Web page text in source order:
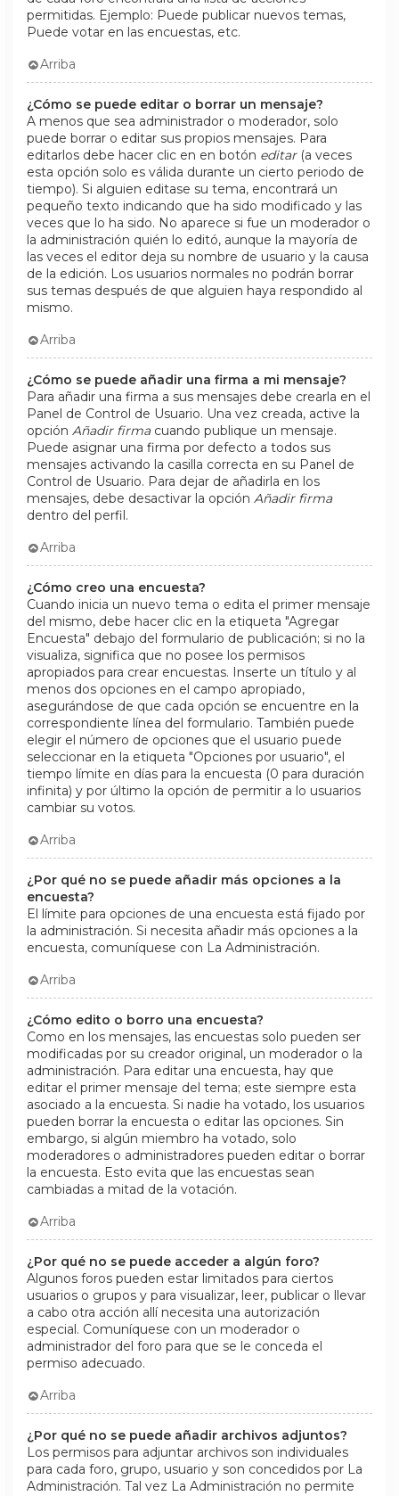
permitidas. Ejemplo: Puede publicar nuevos temas,
Puede votar en las encuestas, etc.
Arriba
¿Cómo se puede editar o borrar un mensaje?
A menos que sea administrador o moderador, solo
puede borrar o editar sus propios mensajes. Para
editarlos debe hacer clic en en botón editar(a veces
esta opción solo es válida durante un cierto periodo de
tiempo). Si alguien editase su tema, encontrará un
pequeño texto indicando que ha sido modificado y las
veces que lo ha sido. No aparece si fue un moderador o
la administración quién lo editó, aunque la mayoría de
las veces el editor deja su nombre de usuario y la causa
de la edición. Los usuarios normales no podrán borrar
sus temas después de que alguien haya respondido al
mismo.
Arriba
¿Cómo se puede añadir una firma a mi mensaje?
Para añadir una firma a sus mensajes debe crearla en el
Panel de Control de Usuario. Una vez creada, active la
opción Añadir firmacuando publique un mensaje.
Puede asignar una firma por defecto a todos sus
mensajes activando la casilla correcta en su Panel de
Control de Usuario. Para dejar de añadirla en los
mensajes, debe desactivar la opción Añadir firma
dentro del perfil.
Arriba
¿Cómo creo una encuesta?
Cuando inicia un nuevo tema o edita el primer mensaje
del mismo, debe hacer clic en la etiqueta "Agregar
Encuesta" debajo del formulario de publicación; si no la
visualiza, significa que no posee los permisos
apropiados para crear encuestas. Inserte un título y al
menos dos opciones en el campo apropiado,
asegurándose de que cada opción se encuentre en la
correspondiente línea del formulario. También puede
elegir el número de opciones que el usuario puede
seleccionar en la etiqueta "Opciones por usuario", el
tiempo límite en días para la encuesta (0 para duración
infinita) y por último la opción de permitir a lo usuarios
cambiar su votos.
Arriba
¿Por qué no se puede añadir más opciones a la
encuesta?
El límite para opciones de una encuesta está fijado por
la administración. Si necesita añadir más opciones a la
encuesta, comuníquese con La Administración.
Arriba
¿Cómo edito o borro una encuesta?
Como en los mensajes, las encuestas solo pueden ser
modificadas por su creador original, un moderador o la
administración. Para editar una encuesta, hay que
editar el primer mensaje del tema; este siempre esta
asociado a la encuesta. Si nadie ha votado, los usuarios
pueden borrar la encuesta o editar las opciones. Sin
embargo, si algún miembro ha votado, solo
moderadores o administradores pueden editar o borrar
la encuesta. Esto evita que las encuestas sean
cambiadas a mitad de la votación.
Arriba
¿Por qué no se puede acceder a algún foro?
Algunos foros pueden estar limitados para ciertos
usuarios o grupos y para visualizar, leer, publicar o llevar
a cabo otra acción allí necesita una autorización
especial. Comuníquese con un moderador o
administrador del foro para que se le conceda el
permiso adecuado.
Arriba
¿Por qué no se puede añadir archivos adjuntos?
Los permisos para adjuntar archivos son individuales
para cada foro, grupo, usuario y son concedidos por La
Administración. Tal vez La Administración no permite